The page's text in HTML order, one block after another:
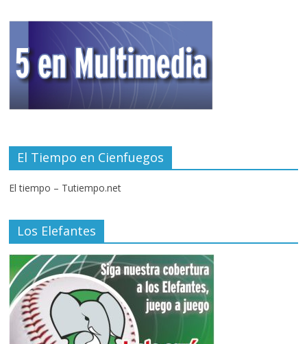
El Tiempo en Cienfuegos
El tiempo – Tutiempo.net
Los Elefantes